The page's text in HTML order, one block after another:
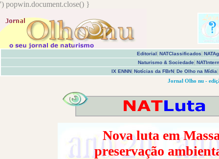
') popwin.document.close() }
Editorial NATClassificados
Naturismo & Sociedade
IX ENNN| Notícias da FBrN| De Olho na Mídia
Jornal Olho nu -
Nova luta em
preservação